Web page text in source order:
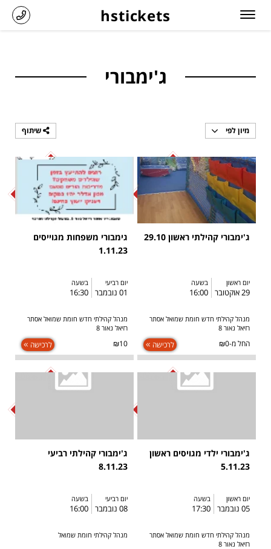
hstickets
ג'ימבורי
מיון לפי
ג'ימבורי קהילתי ראשון 29.10
SOLD OUT
יום ראשון
29 אוקטובר
בשעה
16:00
מנהל קהילתי חדש חומת שמואל אסתר
רזיאל נאור 8
החל מ-₪0 לרכישה
גימבורי משפחות מגוייסים
1.11.23
SOLD OUT
יום רביעי
01 נובמבר
בשעה
16:30
מנהל קהילתי חדש חומת שמואל אסתר
רזיאל נאור 8
₪10 לרכישה
ג'ימבורי ילדי מגויסים ראשון
5.11.23
SOLD OUT
יום ראשון
05 נובמבר
בשעה
17:30
מנהל קהילתי חדש חומת שמואל אסתר
רזיאל נאור 8
ג'ימבורי קהילתי רביעי
8.11.23
SOLD OUT
יום רביעי
08 נובמבר
בשעה
16:00
מנהל קהילתי חומת שמואל